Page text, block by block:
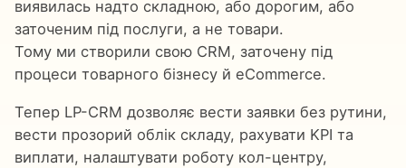
виявилась надто складною, або дорогим, або
заточеним під послуги, а не товари.
Тому ми створили свою CRM, заточену під
процеси товарного бізнесу й eCommerce.
Тепер LP-CRM дозволяє вести заявки без рутини,
вести прозорий облік складу, рахувати KPI та
виплати, налаштувати роботу кол-центру,